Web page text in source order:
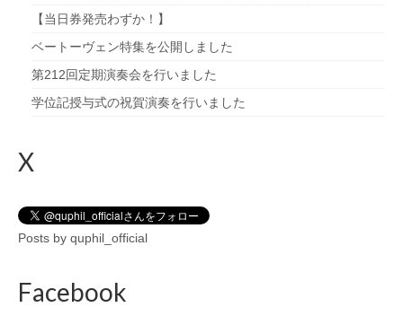
【当日券発売わずか！】
ベートーヴェン特集を公開しました
第212回定期演奏会を行いました
学位記授与式の祝賀演奏を行いました
X
Posts by quphil_official
Facebook